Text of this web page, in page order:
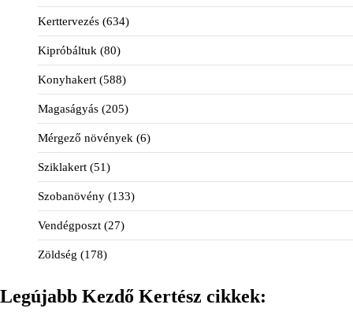
Kerttervezés (634)
Kipróbáltuk (80)
Konyhakert (588)
Magaságyás (205)
Mérgező növények (6)
Sziklakert (51)
Szobanövény (133)
Vendégposzt (27)
Zöldség (178)
Legújabb Kezdő Kertész cikkek: